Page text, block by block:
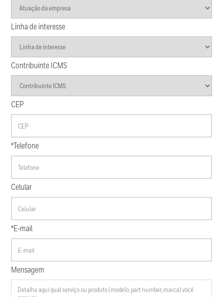
Linha de interesse
Contribuinte ICMS
CEP
*Telefone
Celular
*E-mail
Mensagem